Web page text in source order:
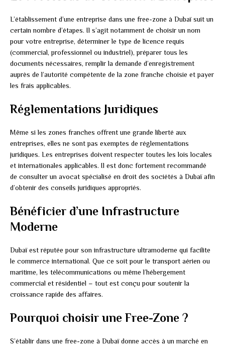
L’établissement d’une entreprise dans une free-zone à Dubaï suit un
certain nombre d’étapes. Il s’agit notamment de choisir un nom
pour votre entreprise, déterminer le type de licence requis
(commercial, professionnel ou industriel), préparer tous les
documents nécessaires, remplir la demande d’enregistrement
auprès de l’autorité compétente de la zone franche choisie et payer
les frais applicables.
Réglementations Juridiques
Même si les zones franches offrent une grande liberté aux
entreprises, elles ne sont pas exemptes de réglementations
juridiques. Les entreprises doivent respecter toutes les lois locales
et internationales applicables. Il est donc fortement recommandé
de consulter un avocat spécialisé en droit des sociétés à Dubaï afin
d’obtenir des conseils juridiques appropriés.
Bénéficier d’une Infrastructure
Moderne
Dubaï est réputée pour son infrastructure ultramoderne qui facilite
le commerce international. Que ce soit pour le transport aérien ou
maritime, les télécommunications ou même l’hébergement
commercial et résidentiel – tout est conçu pour soutenir la
croissance rapide des affaires.
Pourquoi choisir une Free-Zone ?
S’établir dans une free-zone à Dubaï donne accès à un marché en